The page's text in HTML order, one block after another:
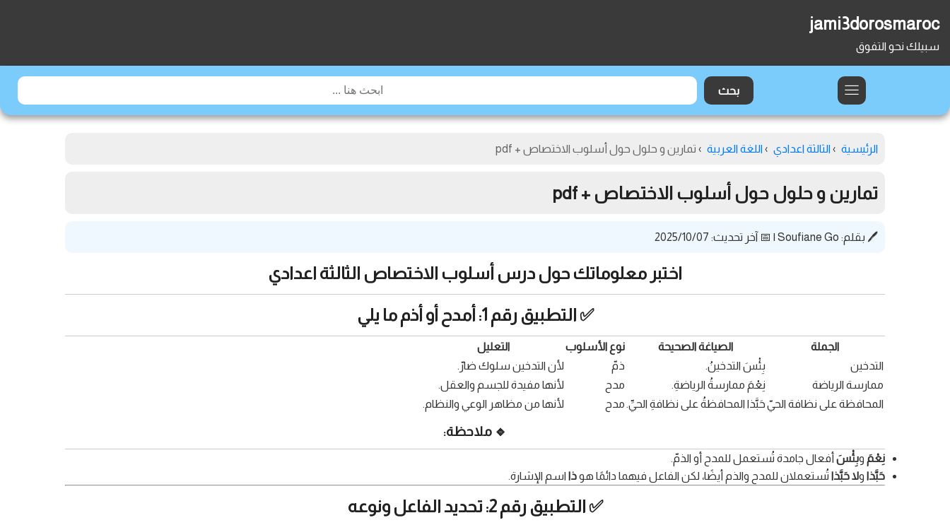
jami3dorosmaroc
سبيلك نحو التفوق
الرئيسية › الثالثة اعدادي › اللغة العربية › تمارين و حلول حول أسلوب الاختصاص + pdf
تمارين و حلول حول أسلوب الاختصاص + pdf
🖊️ بقلم: Soufiane Go
| 📅 آخر تحديث: 2025/10/07
اختبر معلوماتك حول درس أسلوب الاختصاص الثالثة اعدادي
✅ التطبيق رقم 1: أمدح أو أذم ما يلي
الجملة الصياغة الصحيحة نوع الأسلوب
التعليل
التدخين
بِئْسَ التدخينُ. ذمّ
لأن التدخين سلوك ضارّ.
ممارسة الرياضة
نِعْمَ ممارسةُ الرياضةِ. مدح
لأنها مفيدة للجسم والعقل.
المحافظة على نظافة الحيّحَبَّذا المحافظةُ على نظافةِ الحيِّ. مدح لأنها من مظاهر الوعي والنظام.
🔹 ملاحظة:
نِعْمَ وبِئْسَ أفعال جامدة تُستعمل للمدح أو الذمّ.
حَبَّذا ولا حَبَّذا تُستعملان للمدح والذم أيضًا، لكن الفاعل فيهما دائمًا هوذا اسم الإشارة.
✅ التطبيق رقم 2: تحديد الفاعل ونوعه